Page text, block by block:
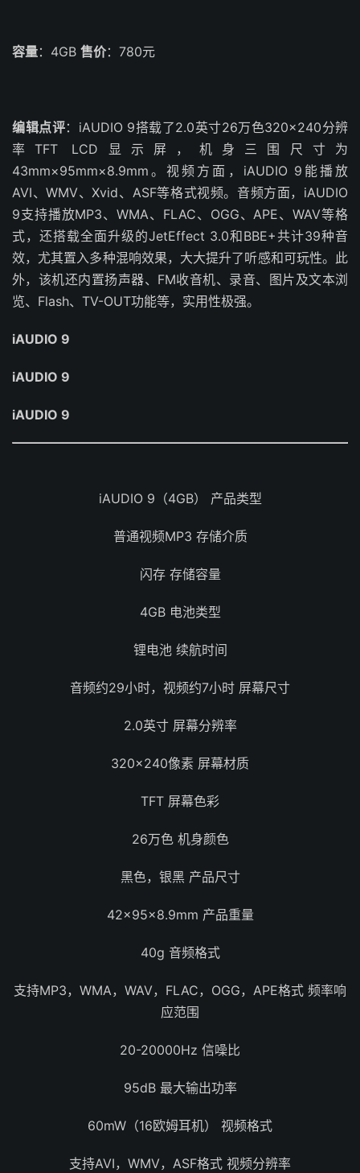
容量：4GB 售价：780元
编辑点评：iAUDIO 9搭载了2.0英寸26万色320×240分辨
率TFT LCD显示屏，机身三围尺寸为
43mm×95mm×8.9mm。视频方面，iAUDIO 9能播放
AVI、WMV、Xvid、ASF等格式视频。音频方面，iAUDIO
9支持播放MP3、WMA、FLAC、OGG、APE、WAV等格
式，还搭载全面升级的JetEffect 3.0和BBE+共计39种音
效，尤其置入多种混响效果，大大提升了听感和可玩性。此
外，该机还内置扬声器、FM收音机、录音、图片及文本浏
览、Flash、TV-OUT功能等，实用性极强。
iAUDIO 9
iAUDIO 9
iAUDIO 9
iAUDIO 9（4GB） 产品类型
普通视频MP3 存储介质
闪存 存储容量
4GB 电池类型
锂电池 续航时间
音频约29小时，视频约7小时 屏幕尺寸
2.0英寸 屏幕分辨率
320×240像素 屏幕材质
TFT 屏幕色彩
26万色 机身颜色
黑色，银黑 产品尺寸
42×95×8.9mm 产品重量
40g 音频格式
支持MP3，WMA，WAV，FLAC，OGG，APE格式 频率响
应范围
20-20000Hz 信噪比
95dB 最大输出功率
60mW（16欧姆耳机） 视频格式
支持AVI，WMV，ASF格式 视频分辨率